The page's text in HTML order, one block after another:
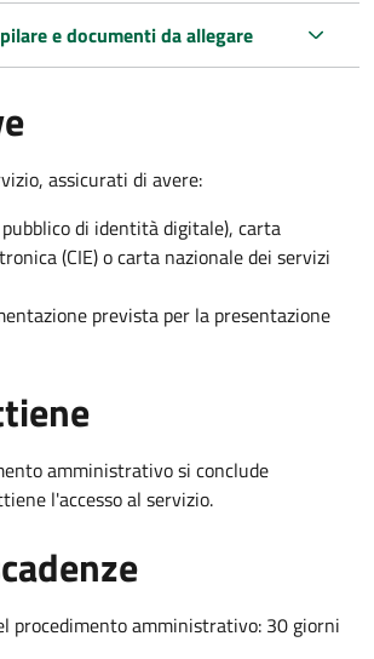
e documenti da allegare
assicurati di avere:
pubblico di identità digitale), carta
(CIE) o carta nazionale dei servizi
prevista per la presentazione
amministrativo si conclude
l'accesso al servizio.
procedimento amministrativo: 30 giorni